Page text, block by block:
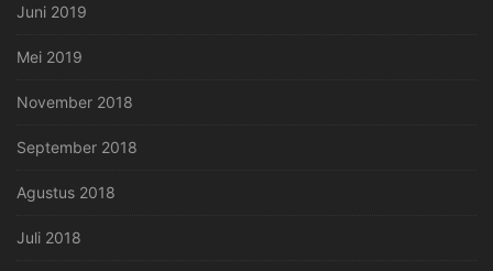
Juni 2019
Mei 2019
November 2018
September 2018
Agustus 2018
Juli 2018